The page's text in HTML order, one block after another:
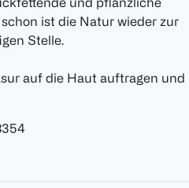
ist die Natur wieder zur
Stelle.
auf die Haut auftragen und